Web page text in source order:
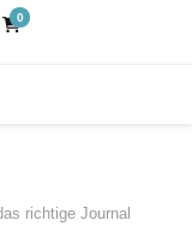
0
richtige Journal